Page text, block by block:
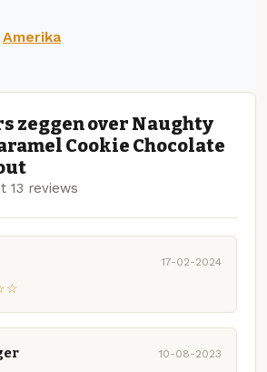
Amerika
zeggen over Naughty
Cookie Chocolate
13 reviews
17-02-2024
10-08-2023